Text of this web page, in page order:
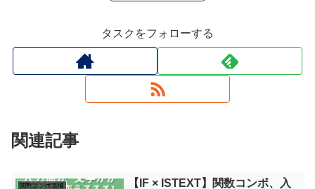
タスクをフォローする
関連記事
関数コンボ道場
【IF × ISTEXT】関数コンボ、入